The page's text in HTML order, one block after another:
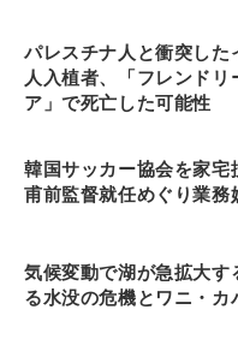
パレスチナ人と衝突した
人入植者、「フレンドリ
ア」で死亡した可能性
韓国サッカー協会を家宅
甫前監督就任めぐり業務
気候変動で湖が急拡大す
る水没の危機とワニ・カ